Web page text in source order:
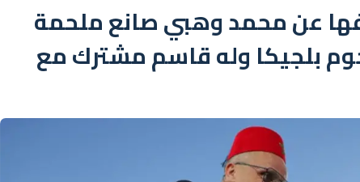
عن محمد وهبي صانع ملحمة
بلجيكا وله قاسم مشترك مع